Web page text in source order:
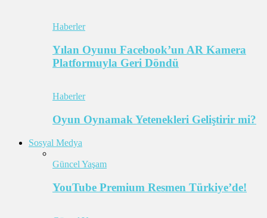
Haberler
Yılan Oyunu Facebook’un AR Kamera
Platformuyla Geri Döndü
Haberler
Oyun Oynamak Yetenekleri Geliştirir mi?
Sosyal Medya
Güncel Yaşam
YouTube Premium Resmen Türkiye’de!